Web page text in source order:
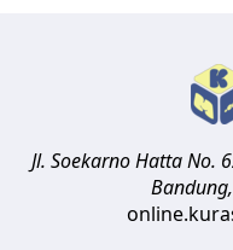
Jl. Soekarno Hatta No.
Bandung,